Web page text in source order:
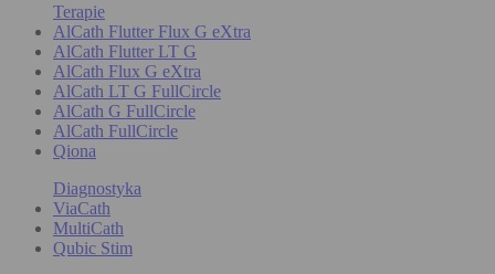
Terapie
AlCath Flutter Flux G eXtra
AlCath Flutter LT G
AlCath Flux G eXtra
AlCath LT G FullCircle
AlCath G FullCircle
AlCath FullCircle
Qiona
Diagnostyka
ViaCath
MultiCath
Qubic Stim